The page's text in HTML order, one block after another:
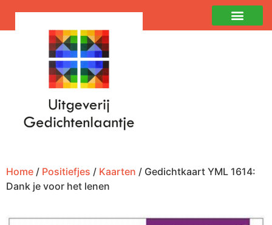
Home / Positiefjes / Kaarten / Gedichtkaart YML 1614:
Dank je voor het lenen